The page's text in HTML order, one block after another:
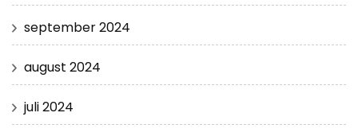
september 2024
august 2024
juli 2024